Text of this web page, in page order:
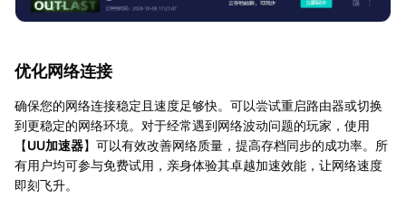
优化网络连接
确保您的网络连接稳定且速度足够快。可以尝试重启路由器或切换
到更稳定的网络环境。对于经常遇到网络波动问题的玩家，使用
【UU加速器】可以有效改善网络质量，提高存档同步的成功率。所
有用户均可参与免费试用，亲身体验其卓越加速效能，让网络速度
即刻飞升。